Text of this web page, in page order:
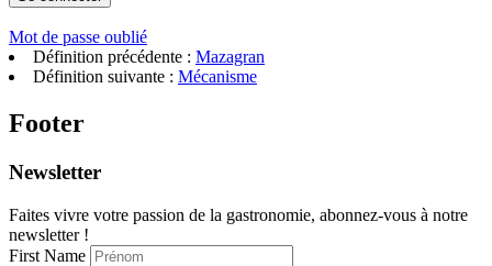
Mot de passe oublié
Définition précédente : Mazagran
Définition suivante : Mécanisme
Footer
Newsletter
Faites vivre votre passion de la gastronomie, abonnez-vous à notre
newsletter !
First Name